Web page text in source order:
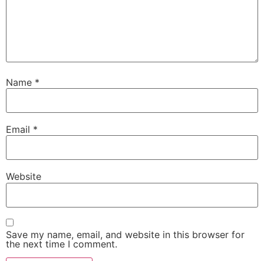
Name *
Email *
Website
Save my name, email, and website in this browser for
the next time I comment.